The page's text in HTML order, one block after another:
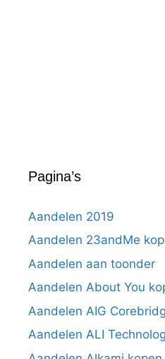
Pagina’s
Aandelen 2019
Aandelen 23andMe
Aandelen aan toonder
Aandelen About You
Aandelen AIG
Aandelen ALI